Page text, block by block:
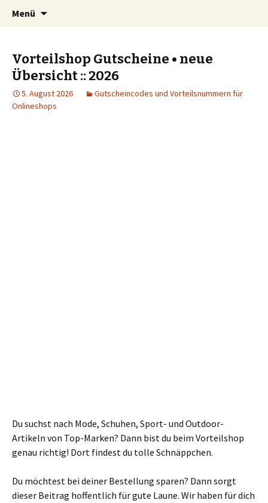
SparZwerge.de
Kindersachen kostenlos, Deals, Rabatte für
Eltern
Menü
Vorteilshop Gutscheine • neue
Übersicht :: 2026
5. August 2026
Gutscheincodes und Vorteilsnummern für
Onlineshops
Du suchst nach Mode, Schuhen, Sport- und Outdoor-
Artikeln von Top-Marken? Dann bist du beim Vorteilshop
genau richtig! Dort findest du tolle Schnäppchen.
Du möchtest bei deiner Bestellung sparen? Dann sorgt
dieser Beitrag hoffentlich für gute Laune. Wir haben für dich